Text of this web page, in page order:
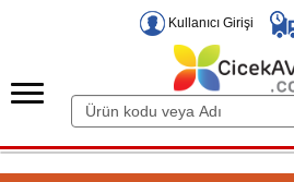
Kullanıcı Girişi